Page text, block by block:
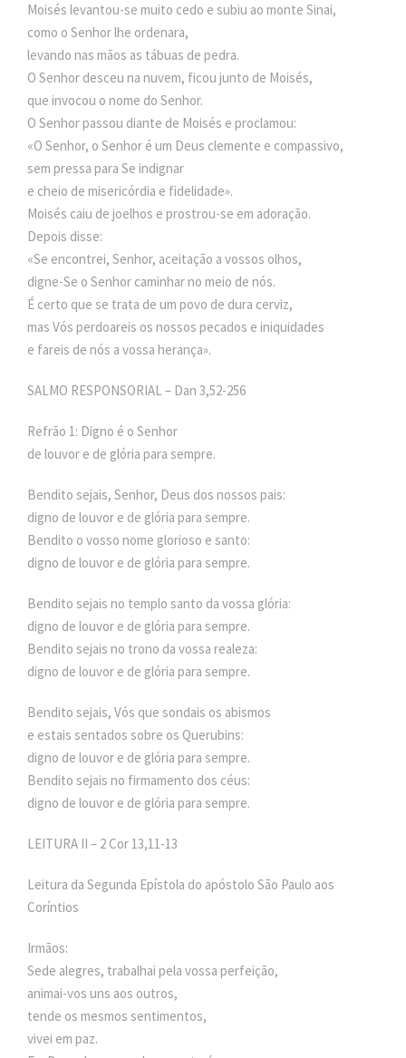
Moisés levantou-se muito cedo e subiu ao monte Sinai,
como o Senhor lhe ordenara,
levando nas mãos as tábuas de pedra.
O Senhor desceu na nuvem, ficou junto de Moisés,
que invocou o nome do Senhor.
O Senhor passou diante de Moisés e proclamou:
«O Senhor, o Senhor é um Deus clemente e compassivo,
sem pressa para Se indignar
e cheio de misericórdia e fidelidade».
Moisés caiu de joelhos e prostrou-se em adoração.
Depois disse:
«Se encontrei, Senhor, aceitação a vossos olhos,
digne-Se o Senhor caminhar no meio de nós.
É certo que se trata de um povo de dura cerviz,
mas Vós perdoareis os nossos pecados e iniquidades
e fareis de nós a vossa herança».
SALMO RESPONSORIAL – Dan 3,52-256
Refrão 1: Digno é o Senhor
de louvor e de glória para sempre.
Bendito sejais, Senhor, Deus dos nossos pais:
digno de louvor e de glória para sempre.
Bendito o vosso nome glorioso e santo:
digno de louvor e de glória para sempre.
Bendito sejais no templo santo da vossa glória:
digno de louvor e de glória para sempre.
Bendito sejais no trono da vossa realeza:
digno de louvor e de glória para sempre.
Bendito sejais, Vós que sondais os abismos
e estais sentados sobre os Querubins:
digno de louvor e de glória para sempre.
Bendito sejais no firmamento dos céus:
digno de louvor e de glória para sempre.
LEITURA II – 2 Cor 13,11-13
Leitura da Segunda Epístola do apóstolo São Paulo aos
Coríntios
Irmãos:
Sede alegres, trabalhai pela vossa perfeição,
animai-vos uns aos outros,
tende os mesmos sentimentos,
vivei em paz.